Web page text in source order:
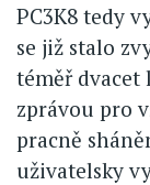
PC3K8 tedy
se již stalo
téměř
zprávou pro
pracně
uživatelsky